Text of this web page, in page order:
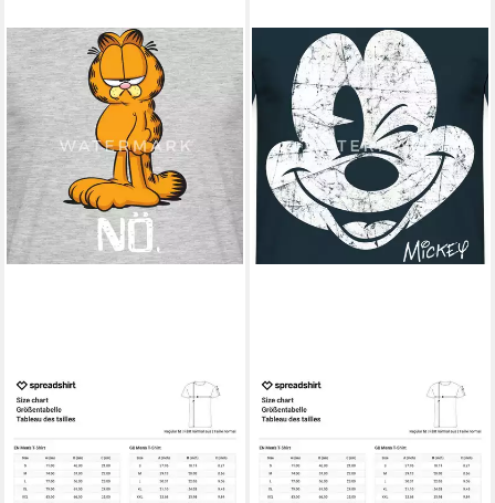
SPREADSHIRT
Garfield Nö Nein Kein Bock
Lustig Männer T-Shirt (1-tlg)
22,99 €
SPREADSHIRT
Mickey & Minnie Retro Mickey
Mouse Zwinkernd Männer T-
Shirt (1-tlg)
22,99 €